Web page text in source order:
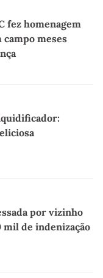
fez homenagem
meses
por vizinho
mil de indenização